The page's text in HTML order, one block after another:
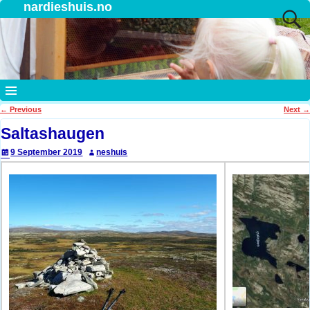
nardieshuis.no
Post navigation
← Previous Next →
Saltashaugen
9 September 2019 neshuis